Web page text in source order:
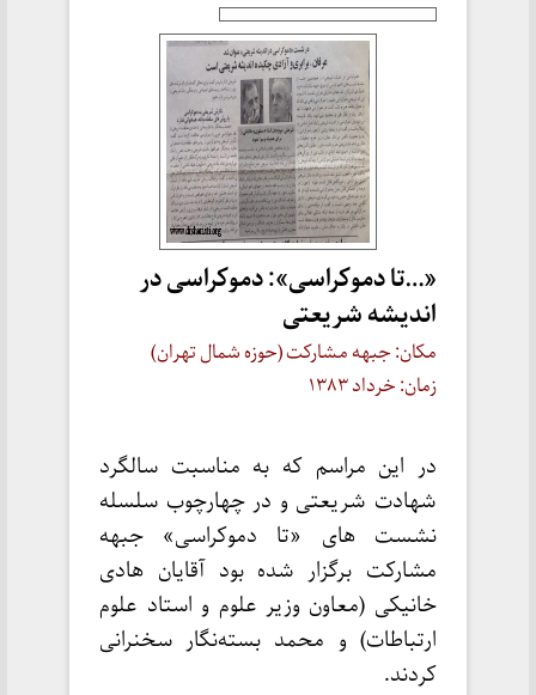
«…تا دموکراسی»: دموکراسی در
اندیشه شریعتی
مکان: جبهه مشارکت (حوزه شمال تهران)
زمان: خرداد ۱۳۸۳
در این مراسم که به مناسبت سالگرد
شهادت شریعتی و در چهارچوب سلسله
نشست های «تا دموکراسی» جبهه
مشارکت برگزار شده بود آقایان هادی
خانیکی (معاون وزیر علوم و استاد علوم
ارتباطات) و محمد بسته‌نگار سخنرانی
کردند.